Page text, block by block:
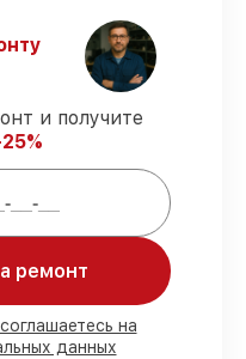
Pard NV-008PLRF
– все
гарантией.
с возможностью
владельца
в наличии в
в Санкт-
поступают
и получите
ремонт
на
данных